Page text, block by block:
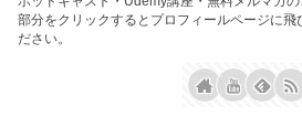
部分をクリックするとプロフィールページに飛
ださい。